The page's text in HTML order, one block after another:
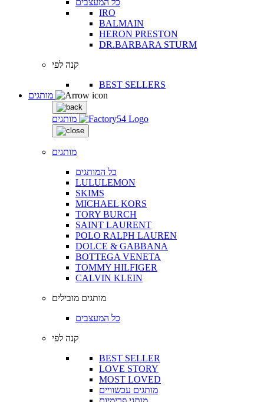
IRO
BALMAIN
HERON PRESTON
DR.BARBARA STURM
קנה לפי
BEST SELLERS
מותגים
מותגים
כל המותגים
LULULEMON
SKIMS
MICHAEL KORS
TORY BURCH
SAINT LAURENT
POLO RALPH LAUREN
DOLCE & GABBANA
BOTTEGA VENETA
TOMMY HILFIGER
CALVIN KLEIN
מותגים מובילים
כל המעצבים
קנה לפי
BEST SELLER
LOVE STORY
MOST LOVED
מותגים עכשוויים